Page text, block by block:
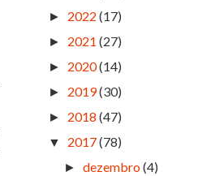
► 2022 (17)
► 2021 (27)
► 2020(14)
► 2019(30)
► 2018 (47)
▼ 2017(78)
►dezembro(4)